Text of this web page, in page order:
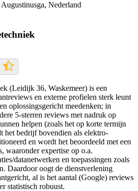
Nederland
(Leidijk 36, Waskemeer) is een
en externe profielen sterk leunt
oplossingsgericht meedenken; in
5-sterren reviews met nadruk op
helpen (zoals het op korte termijn
het bedrijf bovendien als elektro-
en wordt het beoordeeld met een
waaronder expertise op o.a.
datanetwerken en toepassingen zoals
Daardoor oogt de dienstverlening
al is het aantal (Google) reviews
statistisch robuust.